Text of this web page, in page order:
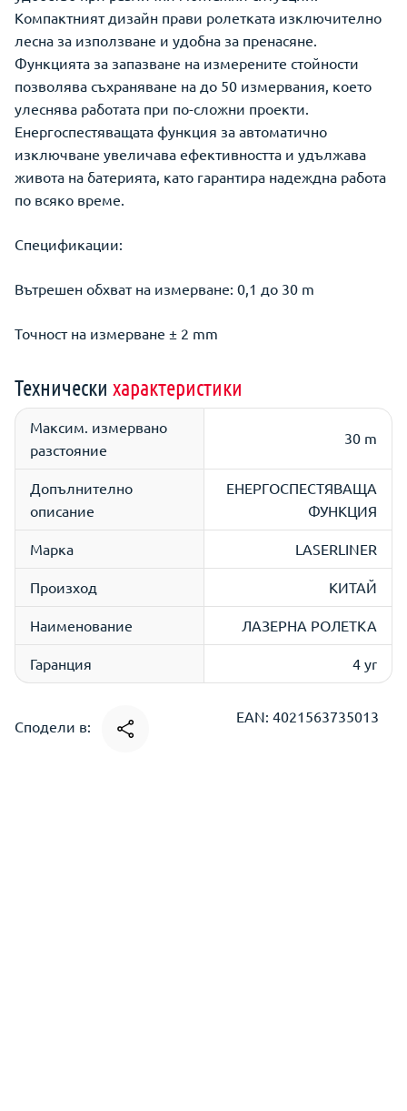
Компактният дизайн прави ролетката изключително
лесна за използване и удобна за пренасяне.
Функцията за запазване на измерените стойности
позволява съхраняване на до 50 измервания, което
улеснява работата при по-сложни проекти.
Eнергоспестяващата функция за автоматично
изключване увеличава ефективността и удължава
живота на батерията, като гарантира надеждна работа
по всяко време.
Спецификации:
Вътрешен обхват на измерване: 0,1 до 30 m
Точност на измерване ± 2 mm
Технически характеристики
Максим. измервано
разстояние
30 m
Допълнително
описание
ЕНЕРГОСПЕСТЯВАЩА
ФУНКЦИЯ
Марка LASERLINER
Произход КИТАЙ
Наименование ЛАЗЕРНА РОЛЕТКА
Гаранция 4 yr
Сподели в:
EAN: 4021563735013